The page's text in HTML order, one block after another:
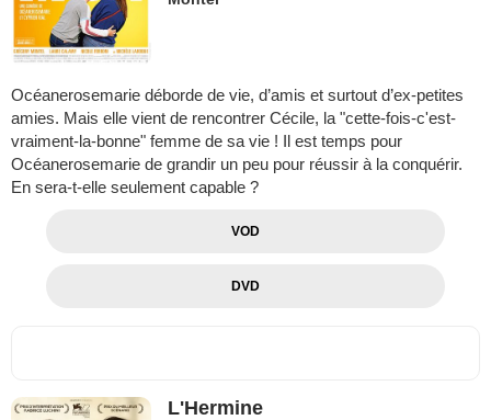
Océanerosemarie déborde de vie, d’amis et surtout d’ex-petites
amies. Mais elle vient de rencontrer Cécile, la "cette-fois-c'est-
vraiment-la-bonne" femme de sa vie ! Il est temps pour
Océanerosemarie de grandir un peu pour réussir à la conquérir.
En sera-t-elle seulement capable ?
VOD
DVD
L'Hermine